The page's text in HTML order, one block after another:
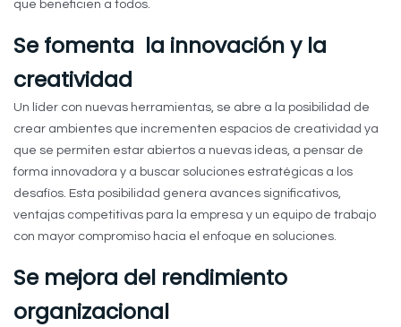
que beneficien a todos.
Se fomenta la innovación y la
creatividad
Un líder con nuevas herramientas, se abre a la posibilidad de
crear ambientes que incrementen espacios de creatividad ya
que se permiten estar abiertos a nuevas ideas, a pensar de
forma innovadora y a buscar soluciones estratégicas a los
desafíos. Esta posibilidad genera avances significativos,
ventajas competitivas para la empresa y un equipo de trabajo
con mayor compromiso hacia el enfoque en soluciones.
Se mejora del rendimiento
organizacional